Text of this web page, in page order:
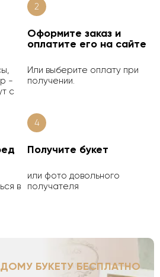
-
с
2
Оформите заказ и
оплатите его на сайте
Или выберите оплату при
получении.
в
4
Получите букет
или фото довольного
получателя
БУКЕТУ БЕСПЛАТНО